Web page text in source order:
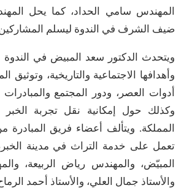
المهندس سامي الحداد، كما يحل
ضيف الشرف في الندوة ليسلم
ويتحدث الدكتور سعد المبيض في الندوة
وأهدافها الاجتماعية والتاريخية،
أدوات العصر، ودور المجتمع والمبادرات
وكذلك حول إمكانية نقل تجربة
المملكة. ويتألف أعضاء فريق
تعمل على خدمة التراث في مدينة
المبيّض، والمهندس رياض الربيعة،
والأستاذ جمال العلي، والأستاذ أحمد